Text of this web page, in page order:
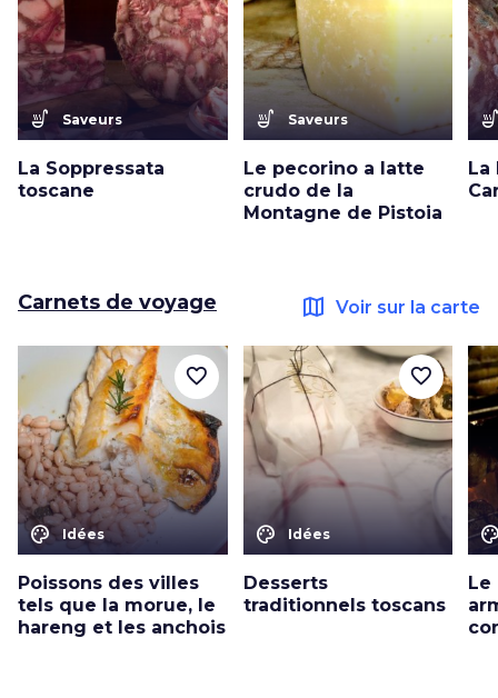
soup_kitchen Saveurs
La Soppressata
toscane
soup_kitchen Saveurs
Le pecorino a latte
crudo de la
Montagne de Pistoia
La
Carnets de voyage map Voir sur la carte
color_lens Idées
Poissons des villes
tels que la morue, le
hareng et les anchois
favorite_border
color_lens Idées
Desserts
traditionnels toscans
favorite_border